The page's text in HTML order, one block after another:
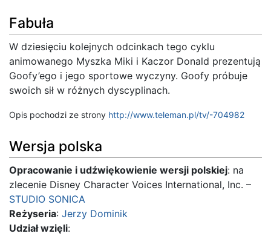
Fabuła
W dziesięciu kolejnych odcinkach tego cyklu
animowanego Myszka Miki i Kaczor Donald prezentują
Goofy’ego i jego sportowe wyczyny. Goofy próbuje
swoich sił w różnych dyscyplinach.
Opis pochodzi ze strony http://www.teleman.pl/tv/-704982
Wersja polska
Opracowanie i udźwiękowienie wersji polskiej: na
zlecenie Disney Character Voices International, Inc. –
STUDIO SONICA
Reżyseria: Jerzy Dominik
Udział wzięli: